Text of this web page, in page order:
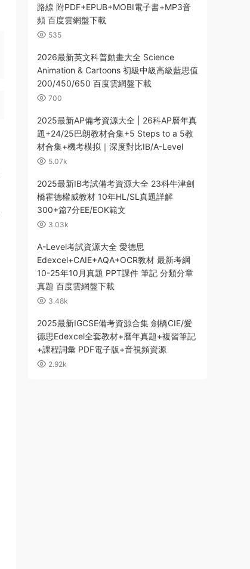
路線 附PDF+EPUB+MOBI電子書+MP3音
頻 百度雲網盤下載
535
2026最新英文科普動畫大全 Science
Animation & Cartoons 初級中級高級藍思值
200/450/650 百度雲網盤下載
700
2025最新AP備考資源大全 | 26科AP曆年真
題+24/25巴朗教材合集+5 Steps to a 5教
材合集+機考模拟｜深度對比IB/A-Level
5.07k
2025最新IB考試備考資源大全 23科牛津劍
橋霍德權威教材 10年HL/SL真題詳解
300+篇7分EE/EOK範文
3.03k
A-Level考試資源大全 愛德思
Edexcel+CAIE+AQA+OCR教材 最新考綱
10-25年10月真題 PPT課件 筆記 分類分章
真題 百度雲網盤下載
3.48k
2025最新IGCSE備考資源合集 劍橋CIE/愛
德思Edexcel全套教材+曆年真題+複習筆記
+課程詞彙 PDF電子版+音視頻資源
2.92k